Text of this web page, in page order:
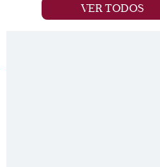
VER TODOS